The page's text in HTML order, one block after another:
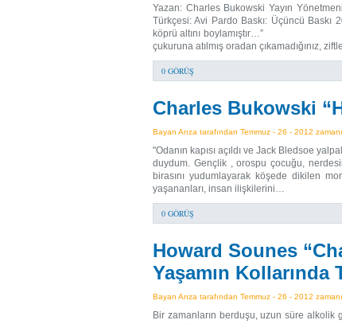
Yazan: Charles Bukowski Yayın
Türkçesi: Avi Pardo Baskı: Üçüncü Baskı
köprü altını
çukuruna atılmış oradan çıkamadığınız,
0 GÖRÜŞ
Charles Bukowski
Bayan Arıza tarafından Temmuz - 26 - 2012
"Odanın kapısı açıldı ve Jack Bledsoe
duydum. Gençlik , orospu çocuğu,
birasını yudumlayarak köşede dikilen
yaşananları, insan ilişkilerini…
0 GÖRÜŞ
Howard Sounes
Yaşamın Kollarında
Bayan Arıza tarafından Temmuz - 26 - 2012
Bir zamanların berduşu, uzun süre alkolik